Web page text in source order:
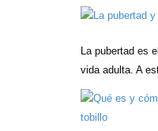
La pubertad es
vida adulta. A